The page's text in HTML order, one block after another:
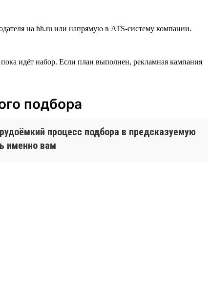
на hh.ru или напрямую в ATS-систему компании.
идёт набор. Если план выполнен, рекламная кампания
подбора
процесс подбора в предсказуемую
именно вам